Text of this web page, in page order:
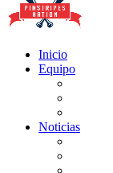
Inicio
Equipo
Noticias